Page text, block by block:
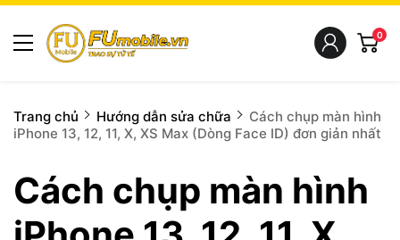
0
Trang chủ Hướng dẫn sửa chữa
Cách chụp màn hình
iPhone 13, 12, 11, X, XS Max (Dòng Face ID) đơn giản nhất
Cách chụp màn hình